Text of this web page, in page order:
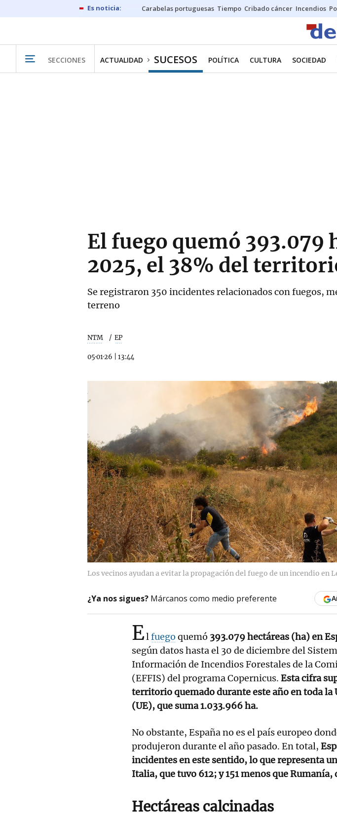
Carabelas portuguesas Tiempo Cribado cáncer Incendios
SECCIONES ACTUALIDAD SUCESOS POLÍTICA CULTURA SOCIEDAD
El fuego quemó 393.079
2025, el 38% del
Se registraron 350 incidentes relacionados con fuegos,
terreno
NTM EP
05·01·26 13:44
Los vecinos ayudan a evitar la propagación del fuego de un incendio en
¿Ya nos sigues? Márcanos como medio preferente
Elfuego quemó 393.079 hectáreas (ha) en
según datos hasta el 30 de diciembre del
Información de Incendios Forestales de la
(EFFIS) del programa Copernicus. Esta cifra
territorio quemado durante este año en toda la
(UE), que suma 1.033.966 ha.
No obstante, España no es el país europeo
produjeron durante el año pasado. En total,
incidentes en este sentido, lo que representa
Italia, que tuvo 612; y 151 menos que Rumanía,
Hectáreas calcinadas